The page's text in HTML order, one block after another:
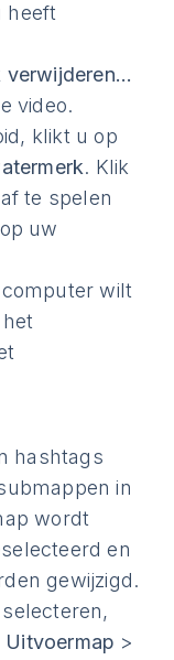
heeft
verwijderen...
video.
klikt u op
. Klik
te spelen
uw
wilt
hashtags
in
wordt
en
gewijzigd.
Uitvoermap >